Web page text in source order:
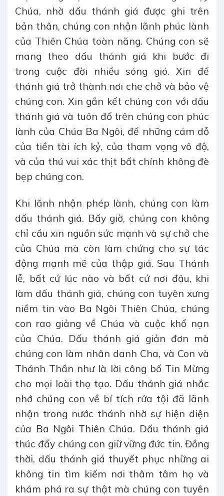
Chúa, nhờ dấu thánh giá được ghi trên
bản thân, chúng con nhận lãnh phúc lành
của Thiên Chúa toàn năng. Chúng con sẽ
mang theo dấu thánh giá khi bước đi
trong cuộc đời nhiều sóng gió. Xin để
thánh giá trở thành nơi che chở và bảo vệ
chúng con. Xin gắn kết chúng con với dấu
thánh giá và tuôn đổ trên chúng con phúc
lành của Chúa Ba Ngôi, để những cám dỗ
của tiền tài ích kỷ, của tham vọng vô độ,
và của thú vui xác thịt bất chính không đè
bẹp chúng con.
Khi lãnh nhận phép lành, chúng con làm
dấu thánh giá. Bấy giờ, chúng con không
chỉ cầu xin nguồn sức mạnh và sự chở che
của Chúa mà còn làm chứng cho sự tác
động mạnh mẽ của thập giá. Sau Thánh
lễ, bất cứ lúc nào và bất cứ nơi đâu, khi
làm dấu thánh giá, chúng con tuyên xưng
niềm tin vào Ba Ngôi Thiên Chúa, chúng
con rao giảng về Chúa và cuộc khổ nạn
của Chúa. Dấu thánh giá giản đơn mà
chúng con làm nhân danh Cha, và Con và
Thánh Thần như là lời công bố Tin Mừng
cho mọi loài thọ tạo. Dấu thánh giá nhắc
nhớ chúng con về bí tích rửa tội đã lãnh
nhận trong nước thánh nhờ sự hiện diện
của Ba Ngôi Thiên Chúa. Dấu thánh giá
thúc đẩy chúng con giữ vững đức tin. Đồng
thời, dấu thánh giá thuyết phục những ai
không tin tìm kiếm nơi thâm tâm họ và
khám phá ra sự thật mà chúng con tuyên